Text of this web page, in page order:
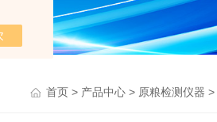
首页> 产品中心> 原粮检测仪器 >